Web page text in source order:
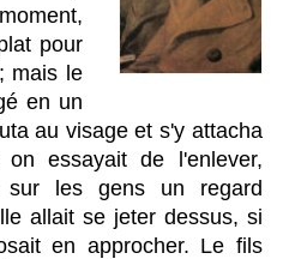
pour
mais le
en un
au visage et s'y attacha
essayait de l'enlever,
sur les gens un regard
allait se jeter dessus, si
en approcher. Le fils